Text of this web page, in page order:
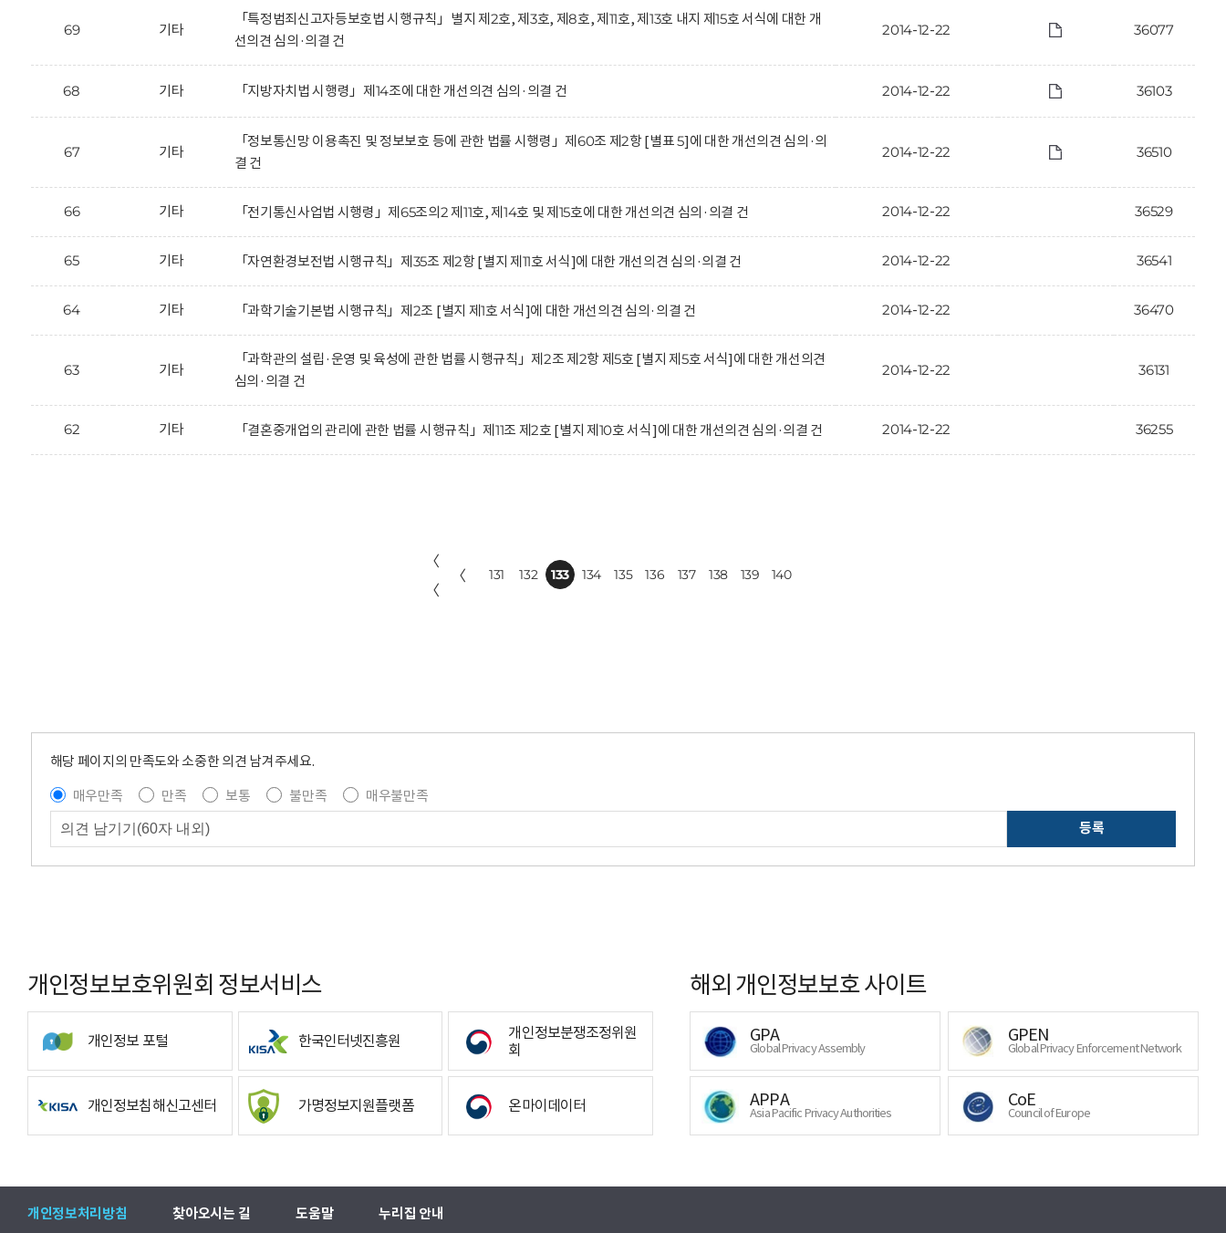
69 기타
「특정범죄신고자등보호법 시행규칙」별지 제2호, 제3호, 제8호, 제11호, 제13호 내지 제15호 서식에 대한 개
선의견 심의·의결 건
2014-12-22 36077
68 기타 「지방자치법 시행령」제14조에 대한 개선의견 심의·의결 건 2014-12-22 36103
67 기타
「정보통신망 이용촉진 및 정보보호 등에 관한 법률 시행령」제60조 제2항 [별표 5]에 대한 개선의견 심의·의
결 건
2014-12-22 36510
66 기타 「전기통신사업법 시행령」제65조의2 제11호, 제14호 및 제15호에 대한 개선의견 심의·의결 건 2014-12-22 36529
65 기타 「자연환경보전법 시행규칙」제35조 제2항 [별지 제11호 서식]에 대한 개선의견 심의·의결 건 2014-12-22 36541
64 기타 「과학기술기본법 시행규칙」제2조 [별지 제1호 서식]에 대한 개선의견 심의·의결 건 2014-12-22 36470
63 기타
「과학관의 설립·운영 및 육성에 관한 법률 시행규칙」제2조 제2항 제5호 [별지 제5호 서식]에 대한 개선의견
심의·의결 건
2014-12-22 36131
62 기타 「결혼중개업의 관리에 관한 법률 시행규칙」제11조 제2호 [별지 제10호 서식]에 대한 개선의견 심의·의결 건 2014-12-22 36255
〈
〈
〈 131 132 133 134 135 136 137 138 139 140
해당 페이지의 만족도와 소중한 의견 남겨주세요.
매우만족
만족 보통 불만족
매우불만족
등록
개인정보보호위원회 정보서비스
개인정보 포털 한국인터넷진흥원
개인정보분쟁조정위원
회
개인정보침해신고센터 가명정보지원플랫폼 온마이데이터
해외 개인정보보호 사이트
GPA
Global Privacy Assembly
GPEN
Global Privacy Enforcement Network
APPA
Asia Pacific Privacy Authorities
CoE
Council of Europe
개인정보처리방침 찾아오시는 길 도움말 누리집 안내